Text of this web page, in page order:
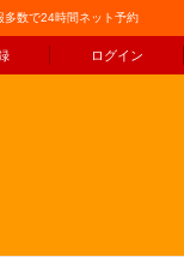
多数で24時間ネット予約
ログイン